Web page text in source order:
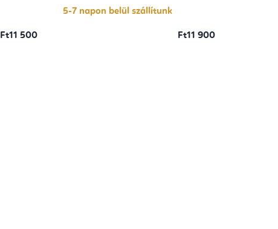
Ft11 500
5-7 napon belül szállítunk
Ft11 900